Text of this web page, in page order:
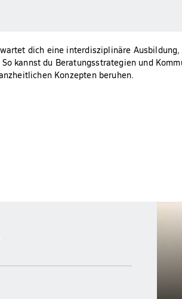
dich eine interdisziplinäre
kannst du Beratungsstrategien und
Konzepten beruhen.